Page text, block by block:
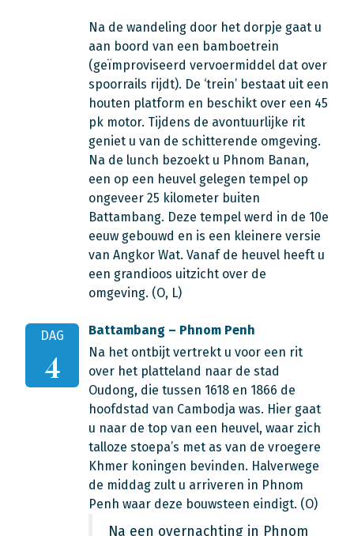
Na de wandeling door het dorpje gaat u
aan boord van een bamboetrein
(geïmproviseerd vervoermiddel dat over
spoorrails rijdt). De ‘trein’ bestaat uit een
houten platform en beschikt over een 45
pk motor. Tijdens de avontuurlijke rit
geniet u van de schitterende omgeving.
Na de lunch bezoekt u Phnom Banan,
een op een heuvel gelegen tempel op
ongeveer 25 kilometer buiten
Battambang. Deze tempel werd in de 10e
eeuw gebouwd en is een kleinere versie
van Angkor Wat. Vanaf de heuvel heeft u
een grandioos uitzicht over de
omgeving. (O, L)
DAG
4
Battambang – Phnom Penh
Na het ontbijt vertrekt u voor een rit
over het platteland naar de stad
Oudong, die tussen 1618 en 1866 de
hoofdstad van Cambodja was. Hier gaat
u naar de top van een heuvel, waar zich
talloze stoepa’s met as van de vroegere
Khmer koningen bevinden. Halverwege
de middag zult u arriveren in Phnom
Penh waar deze bouwsteen eindigt. (O)
Na een overnachting in Phnom